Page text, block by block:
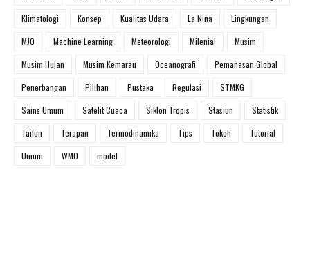
Klimatologi
Konsep Kualitas Udara La Nina
Lingkungan
MJO
Machine Learning Meteorologi Milenial
Musim
Musim Hujan
Musim Kemarau Oceanografi
Pemanasan Global
Penerbangan
Pilihan Pustaka Regulasi
STMKG
Sains Umum
Satelit Cuaca Siklon Tropis Stasiun
Statistik
Taifun
Terapan Termodinamika Tips Tokoh
Tutorial
Umum
WMO model